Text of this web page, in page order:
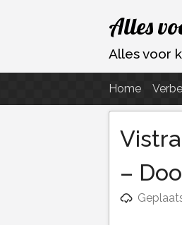
Ga
naar
de
Alles
Alles voor
Home
–